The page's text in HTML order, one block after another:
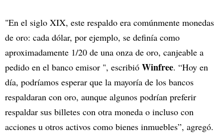
"En el siglo XIX, este respaldo era comúnmente monedas
de oro: cada dólar, por ejemplo, se definía como
aproximadamente 1/20 de una onza de oro, canjeable a
pedido en el banco emisor ", escribió Winfree. “Hoy en
día, podríamos esperar que la mayoría de los bancos
respaldaran con oro, aunque algunos podrían preferir
respaldar sus billetes con otra moneda o incluso con
acciones u otros activos como bienes inmuebles”, agregó.